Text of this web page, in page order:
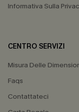
Informativa Sulla
CENTRO SERVIZI
Misura Delle
Faqs
Contattateci